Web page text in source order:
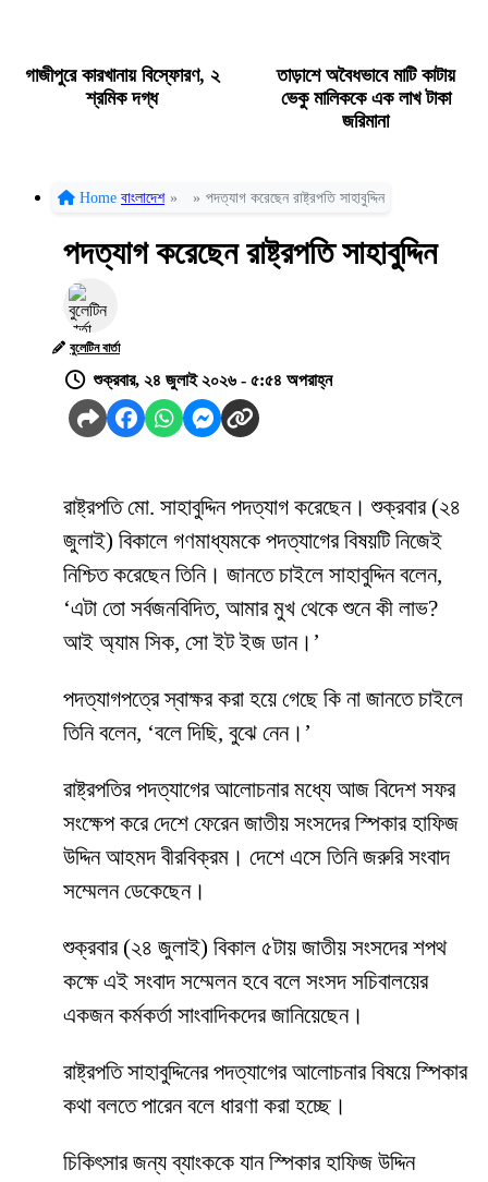
গাজীপুরে কারখানায় বিস্ফোরণ, ২
শ্রমিক দগ্ধ
তাড়াশে অবৈধভাবে মাটি কাটায়
ভেকু মালিককে এক লাখ টাকা
জরিমানা
Home বাংলাদেশ » » পদত্যাগ করেছেন রাষ্ট্রপতি সাহাবুদ্দিন
পদত্যাগ করেছেন রাষ্ট্রপতি সাহাবুদ্দিন
বুলেটিন বার্তা
শুক্রবার, ২৪ জুলাই ২০২৬ - ৫:৫৪ অপরাহ্ন
রাষ্ট্রপতি মো. সাহাবুদ্দিন পদত্যাগ করেছেন। শুক্রবার (২৪
জুলাই) বিকালে গণমাধ্যমকে পদত্যাগের বিষয়টি নিজেই
নিশ্চিত করেছেন তিনি। জানতে চাইলে সাহাবুদ্দিন বলেন,
‘এটা তো সর্বজনবিদিত, আমার মুখ থেকে শুনে কী লাভ?
আই অ্যাম সিক, সো ইট ইজ ডান।’
পদত্যাগপত্রে স্বাক্ষর করা হয়ে গেছে কি না জানতে চাইলে
তিনি বলেন, ‘বলে দিছি, বুঝে নেন।’
রাষ্ট্রপতির পদত্যাগের আলোচনার মধ্যে আজ বিদেশ সফর
সংক্ষেপ করে দেশে ফেরেন জাতীয় সংসদের স্পিকার হাফিজ
উদ্দিন আহমদ বীরবিক্রম। দেশে এসে তিনি জরুরি সংবাদ
সম্মেলন ডেকেছেন।
শুক্রবার (২৪ জুলাই) বিকাল ৫টায় জাতীয় সংসদের শপথ
কক্ষে এই সংবাদ সম্মেলন হবে বলে সংসদ সচিবালয়ের
একজন কর্মকর্তা সাংবাদিকদের জানিয়েছেন।
রাষ্ট্রপতি সাহাবুদ্দিনের পদত্যাগের আলোচনার বিষয়ে স্পিকার
কথা বলতে পারেন বলে ধারণা করা হচ্ছে।
চিকিৎসার জন্য ব্যাংককে যান স্পিকার হাফিজ উদ্দিন